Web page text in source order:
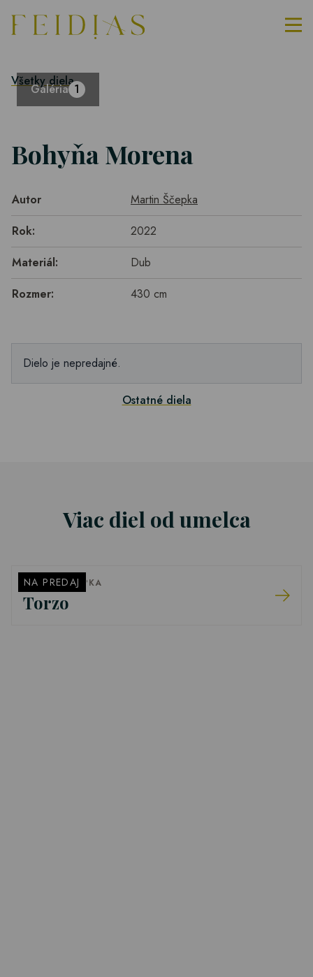
Všetky diela
Galéria 1
Bohyňa Morena
Autor
Martin Ščepka
Rok:
2022
Materiál:
Dub
Rozmer:
430 cm
Dielo je nepredajné.
Ostatné diela
Viac diel od umelca
NA PREDAJ
MARTIN ŠČEPKA
Torzo